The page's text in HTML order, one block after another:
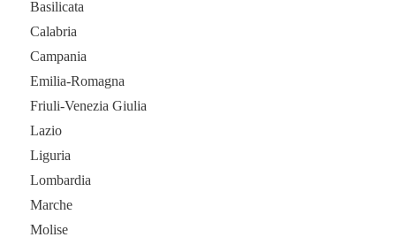
Basilicata
Calabria
Campania
Emilia-Romagna
Friuli-Venezia Giulia
Lazio
Liguria
Lombardia
Marche
Molise